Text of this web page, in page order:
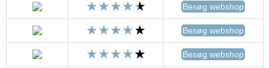
Besøg webshop
Besøg webshop
Besøg webshop